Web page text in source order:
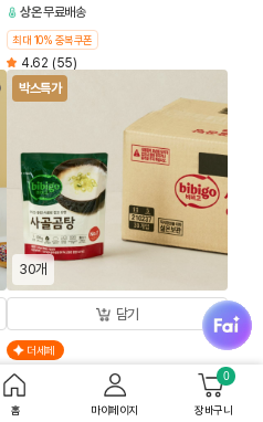
상온무료배송
최대 10% 중복쿠폰
4.62 (55)
박스특가
30개
담기
더세페
8시간 고아내어 깊고 진한 국물 맛
[박스특가]비비고 사골곰탕 300gX30
개
fai
홈 마이페이지 장바구니
0